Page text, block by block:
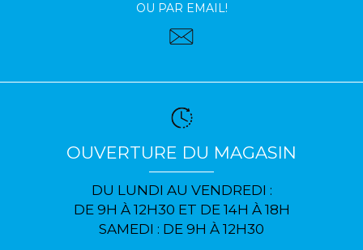
OU PAR EMAIL!
OUVERTURE DU MAGASIN
DU LUNDI AU VENDREDI :
DE 9H À 12H30 ET DE 14H À 18H
SAMEDI : DE 9H À 12H30